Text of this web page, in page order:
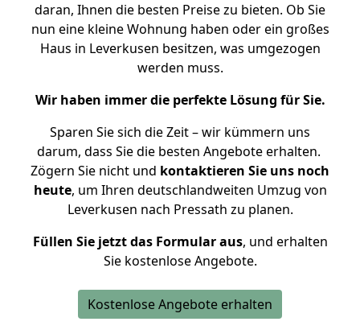
daran, Ihnen die besten Preise zu bieten. Ob Sie
nun eine kleine Wohnung haben oder ein großes
Haus in Leverkusen besitzen, was umgezogen
werden muss.
Wir haben immer die perfekte Lösung für Sie.
Sparen Sie sich die Zeit – wir kümmern uns
darum, dass Sie die besten Angebote erhalten.
Zögern Sie nicht und kontaktieren Sie uns noch
heute, um Ihren deutschlandweiten Umzug von
Leverkusen nach Pressath zu planen.
Füllen Sie jetzt das Formular aus, und erhalten
Sie kostenlose Angebote.
Kostenlose Angebote erhalten